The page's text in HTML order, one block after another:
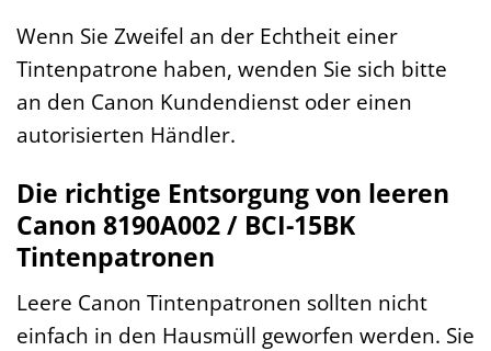
Wenn Sie Zweifel an der Echtheit einer
Tintenpatrone haben, wenden Sie sich bitte
an den Canon Kundendienst oder einen
autorisierten Händler.
Die richtige Entsorgung von leeren
Canon 8190A002 / BCI-15BK
Tintenpatronen
Leere Canon Tintenpatronen sollten nicht
einfach in den Hausmüll geworfen werden. Sie